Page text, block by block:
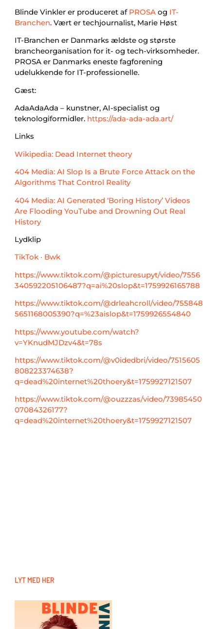
Blinde Vinkler er produceret af PROSA og IT-
Branchen. Vært er techjournalist, Marie Høst
IT-Branchen er Danmarks ældste og største
brancheorganisation for it- og tech-virksomheder.
PROSA er Danmarks eneste fagforening
udelukkende for IT-professionelle.
Gæst:
AdaAdaAda – kunstner, AI-specialist og
teknologiformidler. https://ada-ada-ada.art/
Links
Wikipedia: Dead Internet theory
404 Media: AI Slop Is a Brute Force Attack on the
Algorithms That Control Reality
404 Media: AI Generated ‘Boring History’ Videos
Are Flooding YouTube and Drowning Out Real
History
Lydklip
TikTok · Bwk
https://www.tiktok.com/@picturesupyt/video/7556
340592205106487?q=ai%20slop&t=1759926165788
https://www.tiktok.com/@drleahcroll/video/755848
5651168005390?q=%23aislop&t=1759926554840
https://www.youtube.com/watch?
v=YKnudMJDzv4&t=78s
https://www.tiktok.com/@v0idedbri/video/7515605
808223374638?
q=dead%20internet%20thoery&t=1759927121507
https://www.tiktok.com/@ouzzzas/video/73985450
07084326177?
q=dead%20internet%20thoery&t=1759927121507
LYT MED HER